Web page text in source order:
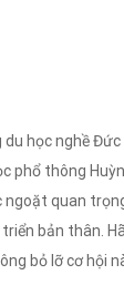
du học nghề
phổ thông
ngoặt quan
bản thân.
bỏ lỡ cơ hội